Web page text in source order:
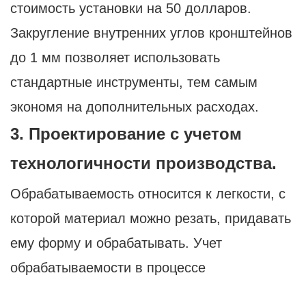
стоимость установки на 50 долларов.
Закругление внутренних углов кронштейнов
до 1 мм позволяет использовать
стандартные инструменты, тем самым
экономя на дополнительных расходах.
3. Проектирование с учетом
технологичности производства.
Обрабатываемость относится к легкости, с
которой материал можно резать, придавать
ему форму и обрабатывать. Учет
обрабатываемости в процессе